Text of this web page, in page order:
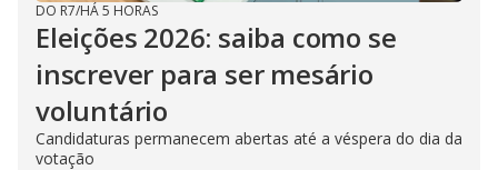
DO R7/HÁ 5 HORAS
Eleições 2026: saiba como se
inscrever para ser mesário
voluntário
Candidaturas permanecem abertas até a véspera do dia da
votação